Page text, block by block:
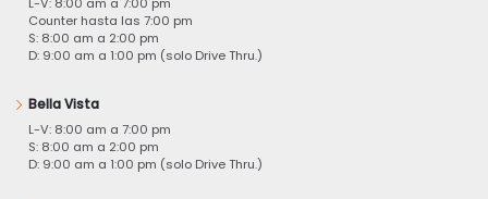
Counter hasta las 7:00 pm
S: 8:00 am a 2:00 pm
D: 9:00 am a 1:00 pm (solo Drive Thru.)
Bella Vista
L-V: 8:00 am a 7:00 pm
S: 8:00 am a 2:00 pm
D: 9:00 am a 1:00 pm (solo Drive Thru.)